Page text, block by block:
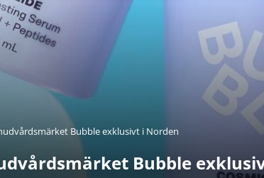
Bubble exklusivt i Norden
Bubble